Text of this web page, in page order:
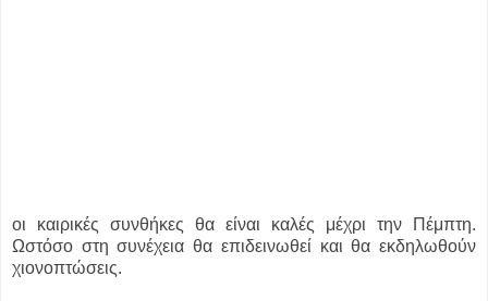
οι καιρικές συνθήκες θα είναι καλές μέχρι την Πέμπτη.
Ωστόσο στη συνέχεια θα επιδεινωθεί και θα εκδηλωθούν
χιονοπτώσεις.